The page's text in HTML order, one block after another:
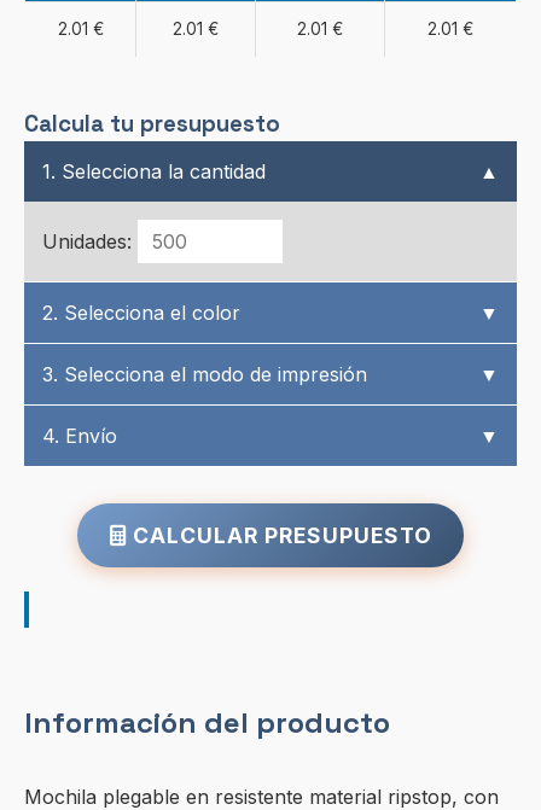
2.01 € 2.01 € 2.01 € 2.01 €
Calcula tu presupuesto
1. Selecciona la cantidad ▲
Unidades:
2. Selecciona el color ▼
3. Selecciona el modo de impresión ▼
4. Envío ▼
CALCULAR PRESUPUESTO
Información del producto
Mochila plegable en resistente material ripstop, con